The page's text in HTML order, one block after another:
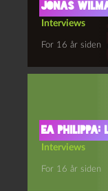
Jonas
Interviews
For 16 år siden
Ea
Interviews
For 16 år siden